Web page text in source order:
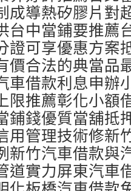
成導熱矽膠片對
台中當鋪要推薦
證可享優惠方案
價合法的典當品
車借款利息申辦
限推薦彰化小額
鋪錢優質當舖抵
用管理技術修新
新竹汽車借款與
道實力屏東汽車